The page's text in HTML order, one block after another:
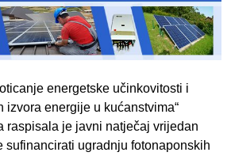
energetske učinkovitosti i
izvora energije u kućanstvima“
raspisala je javni natječaj vrijedan
sufinancirati ugradnju fotonaponskih